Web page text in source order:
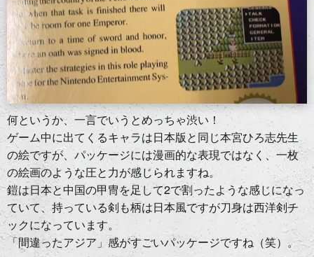
何というか、一言でいうとめっちゃ渋い！
ゲーム中に出てくるキャラは日本版と同じ本宮ひろ志先生
の絵ですが、パッケージには漫画的な表現ではなく、一枚
の絵画のような圧と力が感じられますね。
鎧は日本と中国の甲冑を足して2で割ったような感じになっ
ていて、持っている剣も柄は日本風ですが刀身は西洋剣チ
ックになっています。
「間違ったアジア」感がすごいパッケージですね（笑）。